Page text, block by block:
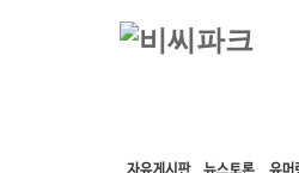
커뮤니티 속도패치